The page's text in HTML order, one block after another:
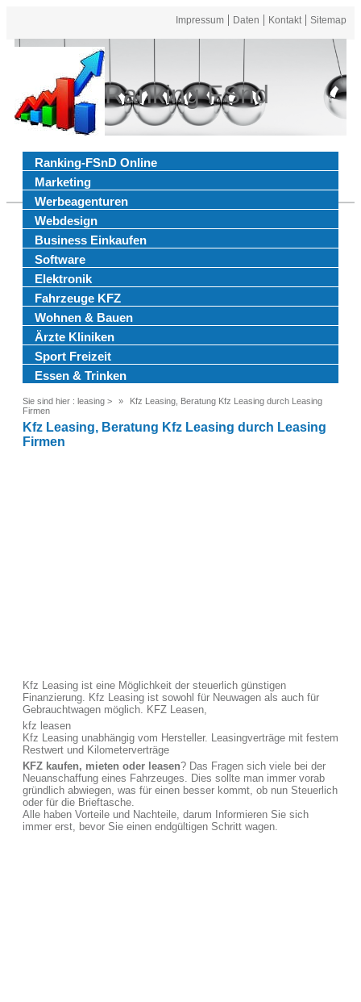
Impressum Daten Kontakt Sitemap
Ranking FSnd
Ranking-FSnD Online
Marketing
Werbeagenturen
Webdesign
Business Einkaufen
Software
Elektronik
Fahrzeuge KFZ
Wohnen & Bauen
Ärzte Kliniken
Sport Freizeit
Essen & Trinken
Sie sind hier : leasing >
Kfz Leasing, Beratung Kfz Leasing durch Leasing
Firmen
Kfz Leasing, Beratung Kfz Leasing durch Leasing
Firmen
Kfz Leasing ist eine Möglichkeit der steuerlich günstigen
Finanzierung. Kfz Leasing ist sowohl für Neuwagen als auch für
Gebrauchtwagen möglich. KFZ Leasen,
kfz leasen
Kfz Leasing unabhängig vom Hersteller. Leasingverträge mit festem
Restwert und Kilometerverträge
KFZ kaufen, mieten oder leasen? Das Fragen sich viele bei der
Neuanschaffung eines Fahrzeuges. Dies sollte man immer vorab
gründlich abwiegen, was für einen besser kommt, ob nun Steuerlich
oder für die Brieftasche.
Alle haben Vorteile und Nachteile, darum Informieren Sie sich
immer erst, bevor Sie einen endgültigen Schritt wagen.